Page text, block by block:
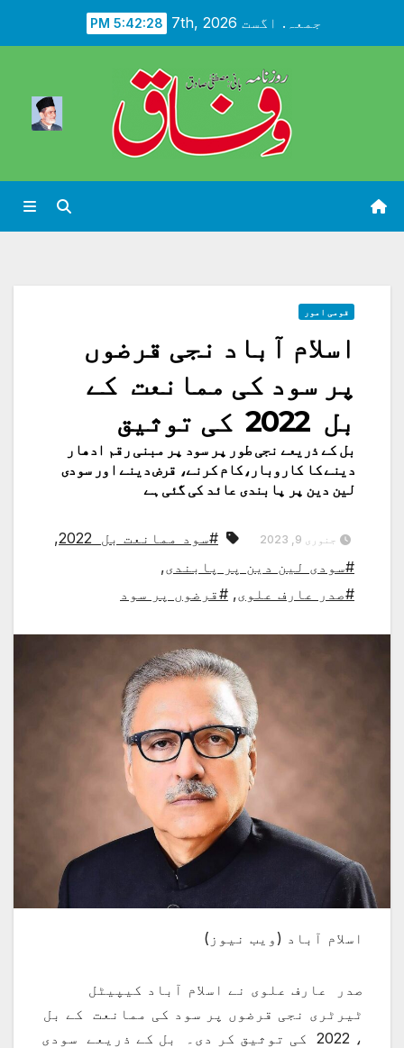
جمعہ. اگست 7th, 2026 5:42:30 PM
قومی امور
اسلام آباد نجی قرضوں
پر سود کی ممانعت کے
بل 2022 کی توثیق
بل کے ذریعے نجی طور پر سود پر مبنی رقم ادھار
دینے کا کاروبار،کام کرنے، قرض دینے اور سودی
لین دین پر پابندی عائد کی گئی ہے
جنوری 9, 2023 #سود ممانعت بل 2022
,
#سودی لین دین پر پابندی,
#صدر عارف علوی, #قرضوں پر سود
اسلام آباد (ویب نیوز)
صدر عارف علوی نے اسلام آباد کیپیٹل
ٹیرٹری نجی قرضوں پر سود کی ممانعت کے بل
، 2022 کی توثیق کر دی۔ بل کے ذریعے سودی